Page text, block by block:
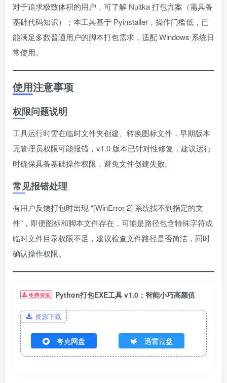
对于追求极致体积的用户，可了解 Nuitka 打包方案（需具备
基础代码知识）；本工具基于 Pyinstaller，操作门槛低，已
能满足多数普通用户的脚本打包需求，适配 Windows 系统日
常使用。
使用注意事项
权限问题说明
工具运行时需在临时文件夹创建、转换图标文件，早期版本
无管理员权限可能报错，v1.0 版本已针对性修复，建议运行
时确保具备基础操作权限，避免文件创建失败。
常见报错处理
有用户反馈打包时出现 “[WinError 2] 系统找不到指定的文
件”，即便图标和脚本文件存在，可能是路径包含特殊字符或
临时文件目录权限不足，建议检查文件路径是否简洁，同时
确认操作权限。
免费资源 Python打包EXE工具 v1.0：智能小巧高颜值
资源下载
夸克网盘 迅雷云盘